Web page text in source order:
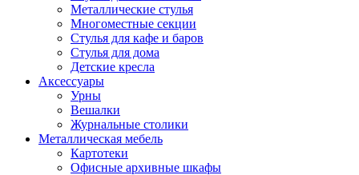
Металлические стулья
Многоместные секции
Стулья для кафе и баров
Стулья для дома
Детские кресла
Аксессуары
Урны
Вешалки
Журнальные столики
Металлическая мебель
Картотеки
Офисные архивные шкафы